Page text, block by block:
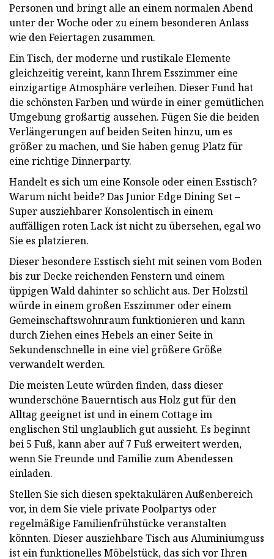
Personen und bringt alle an einem normalen Abend
unter der Woche oder zu einem besonderen Anlass
wie den Feiertagen zusammen.
Ein Tisch, der moderne und rustikale Elemente
gleichzeitig vereint, kann Ihrem Esszimmer eine
einzigartige Atmosphäre verleihen. Dieser Fund hat
die schönsten Farben und würde in einer gemütlichen
Umgebung großartig aussehen. Fügen Sie die beiden
Verlängerungen auf beiden Seiten hinzu, um es
größer zu machen, und Sie haben genug Platz für
eine richtige Dinnerparty.
Handelt es sich um eine Konsole oder einen Esstisch?
Warum nicht beide? Das Junior Edge Dining Set –
Super ausziehbarer Konsolentisch in einem
auffälligen roten Lack ist nicht zu übersehen, egal wo
Sie es platzieren.
Dieser besondere Esstisch sieht mit seinen vom Boden
bis zur Decke reichenden Fenstern und einem
üppigen Wald dahinter so schlicht aus. Der Holzstil
würde in einem großen Esszimmer oder einem
Gemeinschaftswohnraum funktionieren und kann
durch Ziehen eines Hebels an einer Seite in
Sekundenschnelle in eine viel größere Größe
verwandelt werden.
Die meisten Leute würden finden, dass dieser
wunderschöne Bauerntisch aus Holz gut für den
Alltag geeignet ist und in einem Cottage im
englischen Stil unglaublich gut aussieht. Es beginnt
bei 5 Fuß, kann aber auf 7 Fuß erweitert werden,
wenn Sie Freunde und Familie zum Abendessen
einladen.
Stellen Sie sich diesen spektakulären Außenbereich
vor, in dem Sie viele private Poolpartys oder
regelmäßige Familienfrühstücke veranstalten
könnten. Dieser ausziehbare Tisch aus Aluminiumguss
ist ein funktionelles Möbelstück, das sich vor Ihren